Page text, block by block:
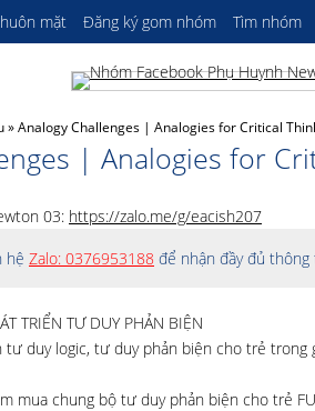
mặt Đăng ký gom nhóm Tìm nhóm
»Analogy Challenges | Analogies for Critical
| Analogies for
03: https://zalo.me/g/eacish207
hệ Zalo: 0376953188 để nhận đầy đủ
TRIỂN TƯ DUY PHẢN BIỆN
duy logic, tư duy phản biện cho trẻ
mua chung bộ tư duy phản biện cho trẻ